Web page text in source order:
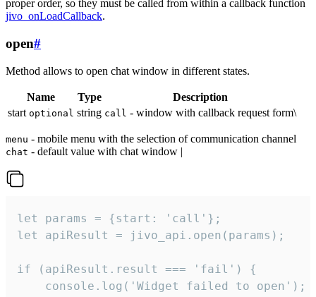
proper order, so they must be called from within a callback function
jivo_onLoadCallback.
open#
Method allows to open chat window in different states.
Name Type
Description
start optional string call - window with callback request form\
menu - mobile menu with the selection of communication channel
chat - default value with chat window |
let params = {start: 'call'};
let apiResult = jivo_api.open(params);
if (apiResult.result === 'fail') {
    console.log('Widget failed to open');